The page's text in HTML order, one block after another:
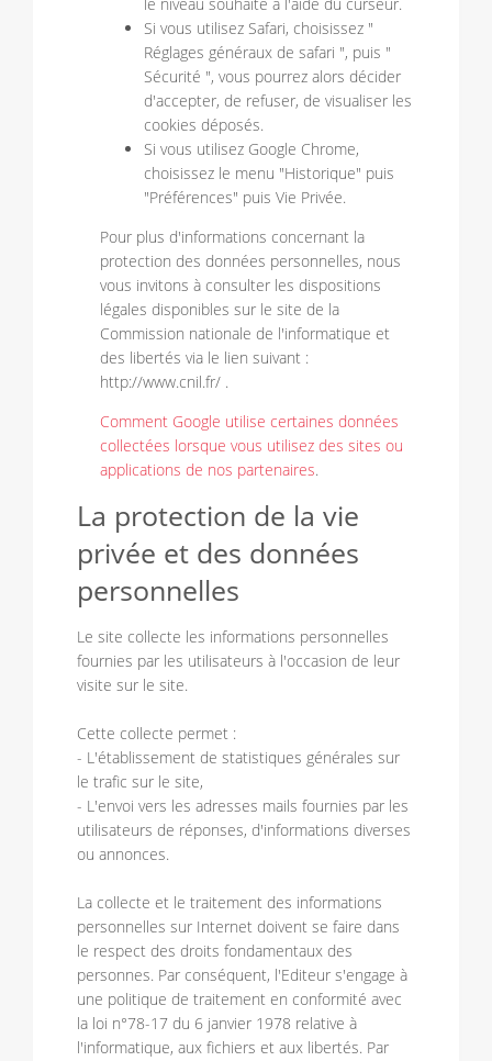
Si vous utilisez Safari, choisissez "
Réglages généraux de safari ", puis "
Sécurité ", vous pourrez alors décider
d'accepter, de refuser, de visualiser les
cookies déposés.
Si vous utilisez Google Chrome,
choisissez le menu "Historique" puis
"Préférences" puis Vie Privée.
Pour plus d'informations concernant la
protection des données personnelles, nous
vous invitons à consulter les dispositions
légales disponibles sur le site de la
Commission nationale de l'informatique et
des libertés via le lien suivant :
http://www.cnil.fr/ .
Comment Google utilise certaines données
collectées lorsque vous utilisez des sites ou
applications de nos partenaires.
La protection de la vie
privée et des données
personnelles
Le site collecte les informations personnelles
fournies par les utilisateurs à l'occasion de leur
visite sur le site.
Cette collecte permet :
- L'établissement de statistiques générales sur
le trafic sur le site,
- L'envoi vers les adresses mails fournies par les
utilisateurs de réponses, d'informations diverses
ou annonces.
La collecte et le traitement des informations
personnelles sur Internet doivent se faire dans
le respect des droits fondamentaux des
personnes. Par conséquent, l'Editeur s'engage à
une politique de traitement en conformité avec
la loi n°78-17 du 6 janvier 1978 relative à
l'informatique, aux fichiers et aux libertés. Par